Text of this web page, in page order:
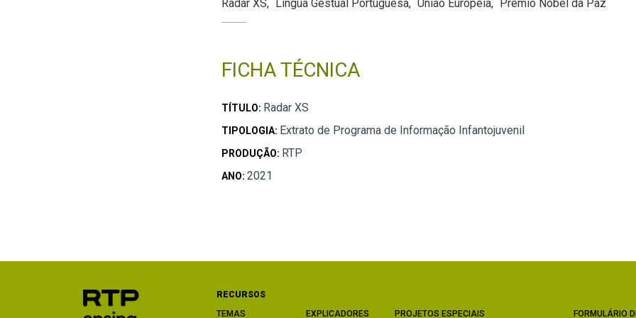
Radar XS Língua Gestual Portuguesa União Europeia Prémio Nobel da Paz
FICHA TÉCNICA
TÍTULO: Radar XS
TIPOLOGIA: Extrato de Programa de Informação Infantojuvenil
PRODUÇÃO: RTP
ANO: 2021
RECURSOS
TEMAS
EXPLICADORES PROJETOS ESPECIAIS FORMULÁRIO